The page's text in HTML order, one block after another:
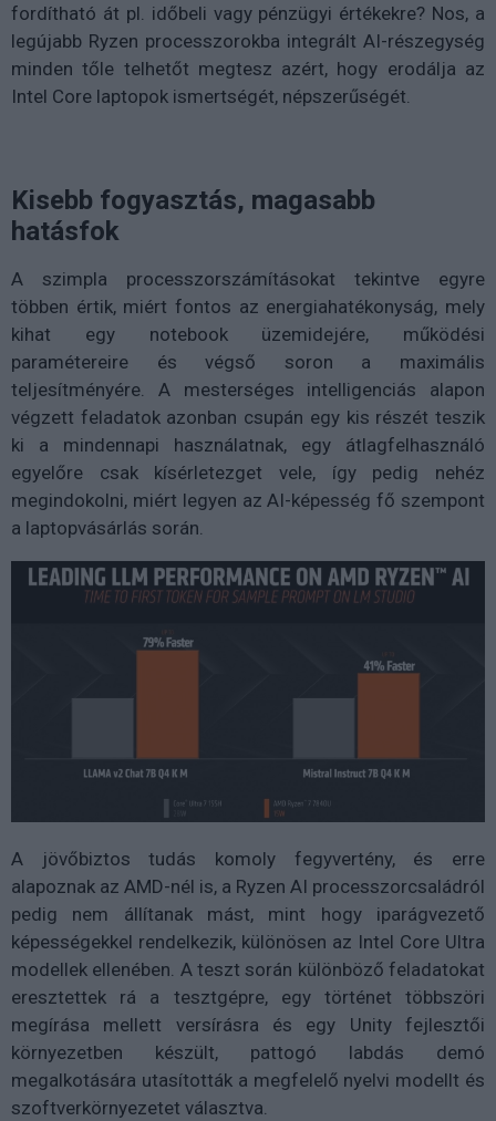
fordítható át pl. időbeli vagy pénzügyi értékekre? Nos, a
legújabb Ryzen processzorokba integrált AI-részegység
minden tőle telhetőt megtesz azért, hogy erodálja az
Intel Core laptopok ismertségét, népszerűségét.
Kisebb fogyasztás, magasabb
hatásfok
A szimpla processzorszámításokat tekintve egyre
többen értik, miért fontos az energiahatékonyság, mely
kihat egy notebook üzemidejére, működési
paramétereire és végső soron a maximális
teljesítményére. A mesterséges intelligenciás alapon
végzett feladatok azonban csupán egy kis részét teszik
ki a mindennapi használatnak, egy átlagfelhasználó
egyelőre csak kísérletezget vele, így pedig nehéz
megindokolni, miért legyen az AI-képesség fő szempont
a laptopvásárlás során.
A jövőbiztos tudás komoly fegyvertény, és erre
alapoznak az AMD-nél is, a Ryzen AI processzorcsaládról
pedig nem állítanak mást, mint hogy iparágvezető
képességekkel rendelkezik, különösen az Intel Core Ultra
modellek ellenében. A teszt során különböző feladatokat
eresztettek rá a tesztgépre, egy történet többszöri
megírása mellett versírásra és egy Unity fejlesztői
környezetben készült, pattogó labdás demó
megalkotására utasították a megfelelő nyelvi modellt és
szoftverkörnyezetet választva.